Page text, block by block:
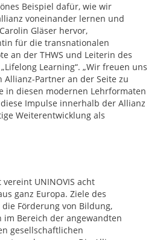
Beispiel dafür, wie wir
voneinander lernen und
Gläser hervor,
für die transnationalen
an der THWS und Leiterin des
Learning“. „Wir freuen uns
Allianz-Partner an der Seite zu
in diesen modernen Lehrformaten
Impulse innerhalb der Allianz
Weiterentwicklung als
UNINOVIS acht
ganz Europa. Ziele des
Förderung von Bildung,
im Bereich der angewandten
gesellschaftlichen